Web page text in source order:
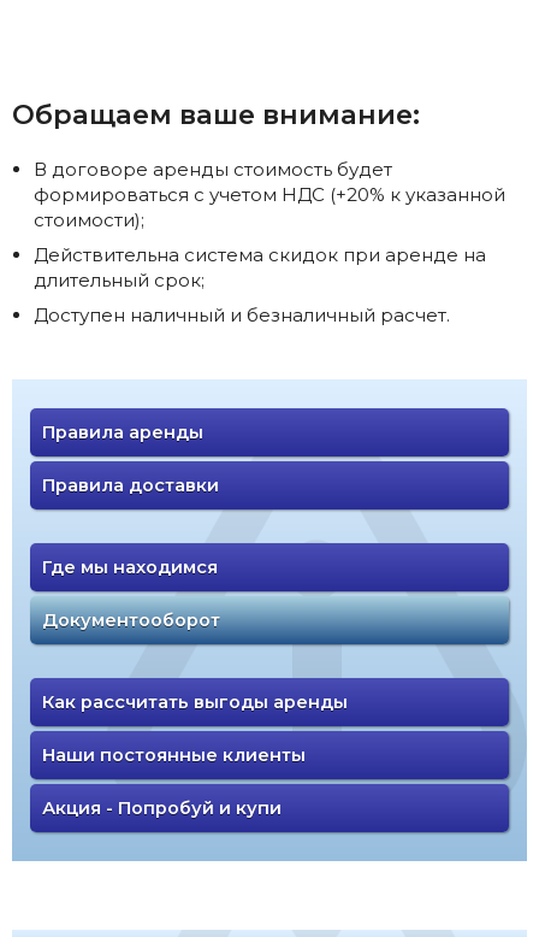
Обращаем ваше внимание:
В договоре аренды стоимость будет
формироваться с учетом НДС (+20% к указанной
стоимости);
Действительна система скидок при аренде на
длительный срок;
Доступен наличный и безналичный расчет.
Правила аренды
Правила доставки
Где мы находимся
Документооборот
Как рассчитать выгоды аренды
Наши постоянные клиенты
Акция - Попробуй и купи